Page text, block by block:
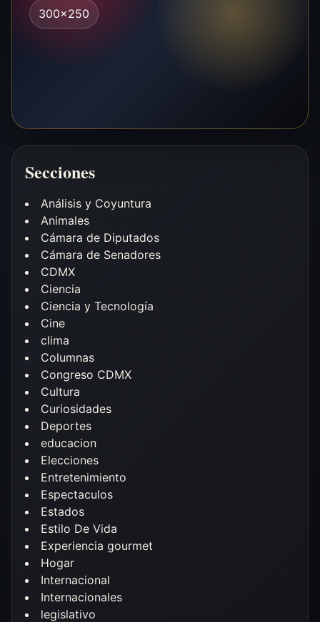
300x250
Secciones
Análisis y Coyuntura
Animales
Cámara de Diputados
Cámara de Senadores
CDMX
Ciencia
Ciencia y Tecnología
Cine
clima
Columnas
Congreso CDMX
Cultura
Curiosidades
Deportes
educacion
Elecciones
Entretenimiento
Espectaculos
Estados
Estilo De Vida
Experiencia gourmet
Hogar
Internacional
Internacionales
legislativo